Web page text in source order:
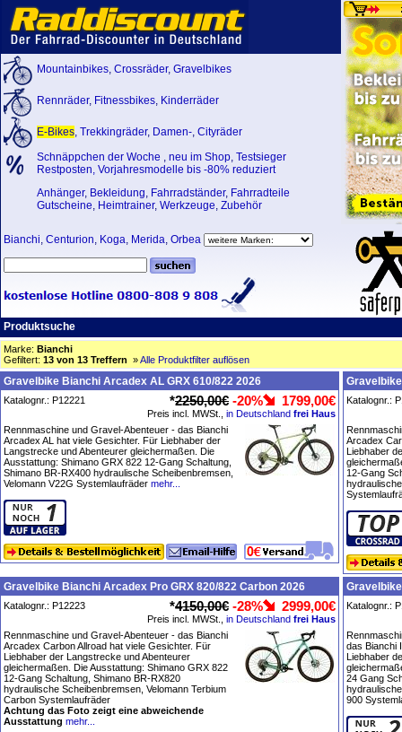
Mountainbikes, Crossräder, Gravelbikes
Rennräder, Fitnessbikes, Kinderräder
E-Bikes, Trekkingräder, Damen-, Cityräder
Schnäppchen der Woche , neu im Shop, Testsieger
Restposten, Vorjahresmodelle bis -80% reduziert
Anhänger, Bekleidung, Fahrradständer, Fahrradteile
Gutscheine, Heimtrainer, Werkzeuge, Zubehör
Bianchi, Centurion, Koga, Merida, Orbea
Produktsuche
Marke: Bianchi
Gefiltert: 13 von 13 Treffern »Alle Produktfilter auflösen
Gravelbike Bianchi Arcadex AL GRX 610/822 2026
Katalognr.: P12221 *2250,00€ -20% 1799,00€
Preis incl. MWSt., in Deutschland frei Haus
Rennmaschine und Gravel-Abenteuer - das Bianchi
Arcadex AL hat viele Gesichter. Für Liebhaber der
Langstrecke und Abenteurer gleichermaßen. Die
Ausstattung: Shimano GRX 822 12-Gang Schaltung,
Shimano BR-RX400 hydraulische Scheibenbremsen,
Velomann V22G Systemlaufräder mehr...
Katalognr.:
Arcadex
Liebhaber
12-Gang
Gravelbike Bianchi Arcadex Pro GRX 820/822 Carbon 2026
Katalognr.: P12223 *4150,00€ -28% 2999,00€
Preis incl. MWSt., in Deutschland frei Haus
Rennmaschine und Gravel-Abenteuer - das Bianchi
Arcadex Carbon Allroad hat viele Gesichter. Für
Liebhaber der Langstrecke und Abenteurer
gleichermaßen. Die Ausstattung: Shimano GRX 822
12-Gang Schaltung, Shimano BR-RX820
hydraulische Scheibenbremsen, Velomann Terbium
Carbon Systemlaufräder
Achtung das Foto zeigt eine abweichende
Ausstattung mehr...
Katalognr.:
das Bianchi
Liebhaber
24 Gang
900